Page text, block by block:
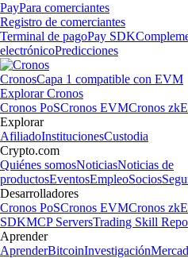
PayPara comerciantes
Registro de comerciantes
Terminal de pagoPay SDK
electrónicoPredicciones
CronosCapa 1 compatible con EVM
Explorar Cronos
Cronos PoSCronos EVMCronos
Explorar
AfiliadoInstitucionesCustodia
Crypto.com
Quiénes somosNoticiasNoticias de
productosEventosEmpleoSocios
Desarrolladores
Cronos PoSCronos EVMCronos
SDKMCP ServersTrading Skill Repo
Aprender
AprenderBitcoinInvestigación